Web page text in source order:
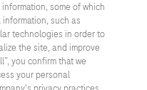
some of which
such as
technologies in order to
the site, and improve
you confirm that we
your personal